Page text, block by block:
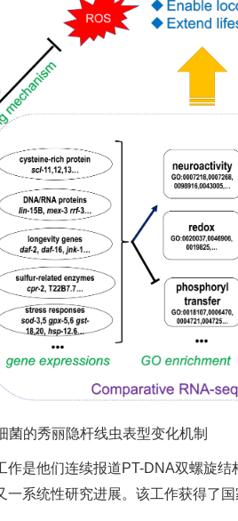
菌的秀丽隐杆线虫表型变化机制
是他们连续报道PT-DNA双螺旋
系统性研究进展。该工作获得了